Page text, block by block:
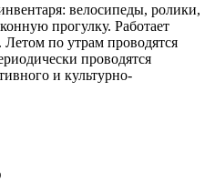
велосипеды, ролики,
прогулку. Работает
по утрам проводятся
проводятся
и культурно-